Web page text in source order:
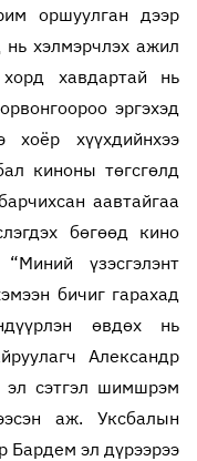
оршуулган дээр
нь хэлмэрчлэх ажил
хавдартай нь
эргэхэд
хоёр хүүхдийнхээ
киноны төгсгөлд
аавтайгаа
бөгөөд кино
үзэсгэлэнт
бичиг гарахад
өвдөх нь
Александр
эл сэтгэл шимшрэм
аж. Уксбалын
Бардем эл дүрээрээ